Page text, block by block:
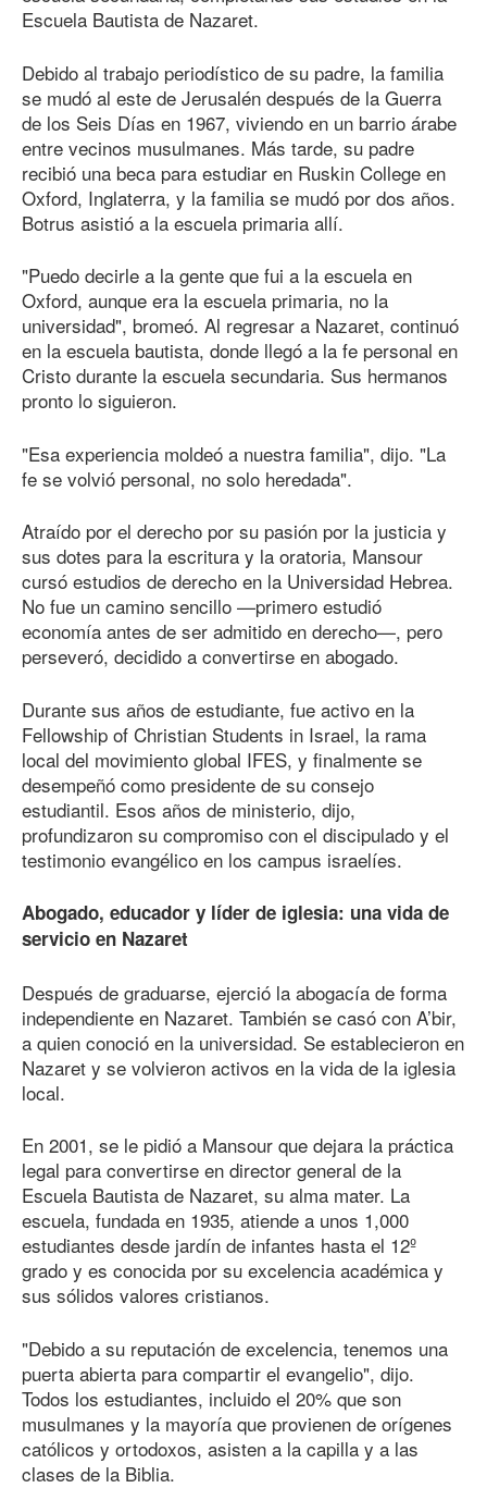
Escuela Bautista de Nazaret.
Debido al trabajo periodístico de su padre, la familia
se mudó al este de Jerusalén después de la Guerra
de los Seis Días en 1967, viviendo en un barrio árabe
entre vecinos musulmanes. Más tarde, su padre
recibió una beca para estudiar en Ruskin College en
Oxford, Inglaterra, y la familia se mudó por dos años.
Botrus asistió a la escuela primaria allí.
"Puedo decirle a la gente que fui a la escuela en
Oxford, aunque era la escuela primaria, no la
universidad", bromeó. Al regresar a Nazaret, continuó
en la escuela bautista, donde llegó a la fe personal en
Cristo durante la escuela secundaria. Sus hermanos
pronto lo siguieron.
"Esa experiencia moldeó a nuestra familia", dijo. "La
fe se volvió personal, no solo heredada".
Atraído por el derecho por su pasión por la justicia y
sus dotes para la escritura y la oratoria, Mansour
cursó estudios de derecho en la Universidad Hebrea.
No fue un camino sencillo —primero estudió
economía antes de ser admitido en derecho—, pero
perseveró, decidido a convertirse en abogado.
Durante sus años de estudiante, fue activo en la
Fellowship of Christian Students in Israel, la rama
local del movimiento global IFES, y finalmente se
desempeñó como presidente de su consejo
estudiantil. Esos años de ministerio, dijo,
profundizaron su compromiso con el discipulado y el
testimonio evangélico en los campus israelíes.
Abogado, educador y líder de iglesia: una vida de
servicio en Nazaret
Después de graduarse, ejerció la abogacía de forma
independiente en Nazaret. También se casó con A’bir,
a quien conoció en la universidad. Se establecieron en
Nazaret y se volvieron activos en la vida de la iglesia
local.
En 2001, se le pidió a Mansour que dejara la práctica
legal para convertirse en director general de la
Escuela Bautista de Nazaret, su alma mater. La
escuela, fundada en 1935, atiende a unos 1,000
estudiantes desde jardín de infantes hasta el 12º
grado y es conocida por su excelencia académica y
sus sólidos valores cristianos.
"Debido a su reputación de excelencia, tenemos una
puerta abierta para compartir el evangelio", dijo.
Todos los estudiantes, incluido el 20% que son
musulmanes y la mayoría que provienen de orígenes
católicos y ortodoxos, asisten a la capilla y a las
clases de la Biblia.